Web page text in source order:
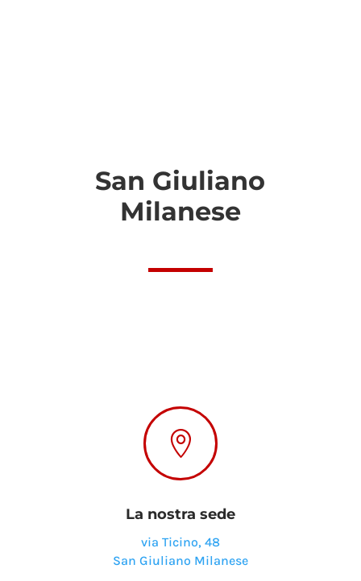
San Giuliano
Milanese

La nostra sede
via Ticino, 48
San Giuliano Milanese